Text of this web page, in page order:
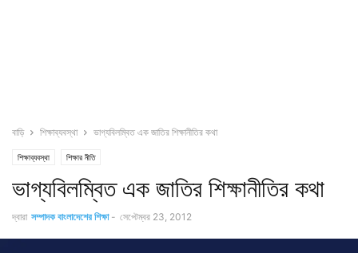
বাড়ি শিক্ষাব্যবস্থা ভাগ্যবিলম্বিত এক জাতির শিক্ষানীতির কথা
শিক্ষাব্যবস্থা শিক্ষার নীতি
ভাগ্যবিলম্বিত এক জাতির শিক্ষানীতির কথা
দ্বারা সম্পাদক বাংলাদেশের শিক্ষা - সেপ্টেম্বর 23, 2012